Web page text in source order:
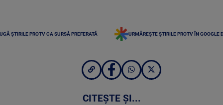
ȘTIRILE PROTV CA SURSĂ PREFERATĂ URMĂREȘTE ȘTIRILE PROTV ÎN GOOGLE
CITEȘTE ȘI...